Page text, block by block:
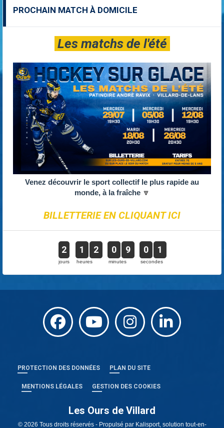
PROCHAIN MATCH À DOMICILE
Les matchs de l'été
Venez découvrir le sport collectif le plus rapide au
monde, à la fraîche 🔽
BILLETTERIE EN CLIQUANT ICI
2
jours
1 2
heures
0 9
minutes
0 0
secondes
PROTECTION DES DONNÉES PLAN DU SITE
MENTIONS LÉGALES GESTION DES COOKIES
Les Ours de Villard
© 2026 Tous droits réservés - Propulsé par Kalisport, solution tout-en-